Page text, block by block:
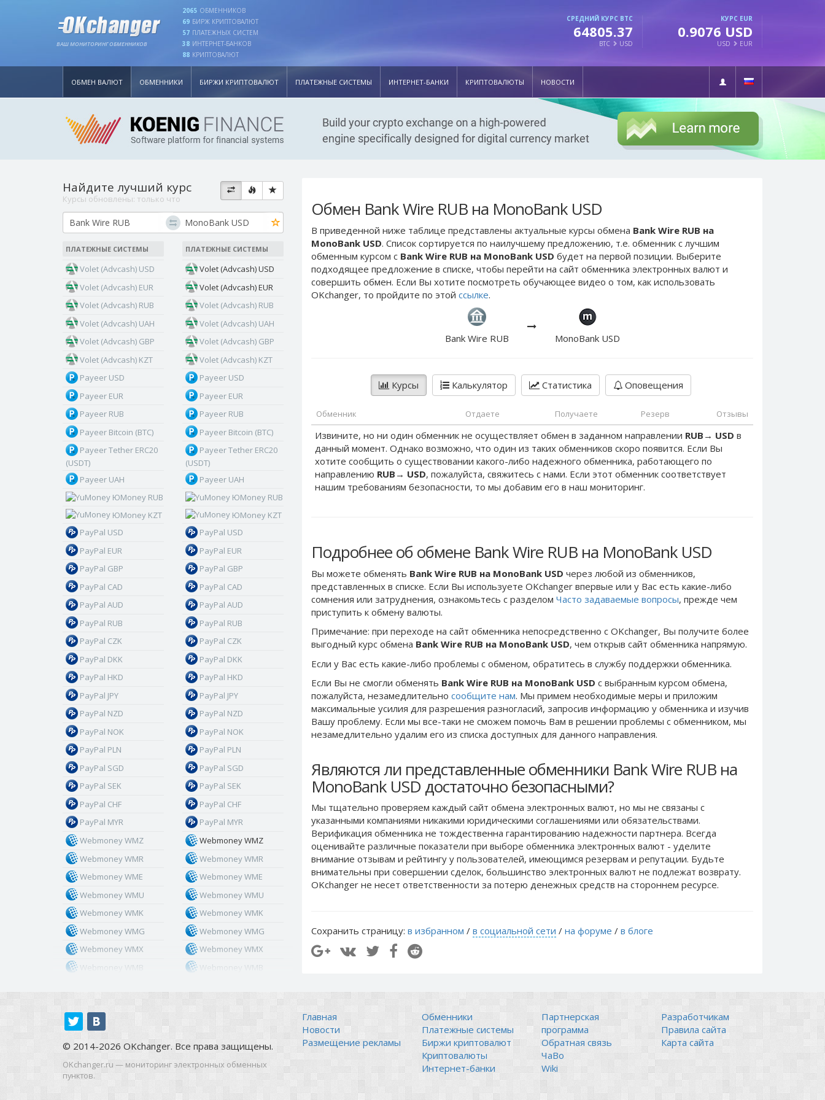
ВАШ МОНИТОРИНГ ОБМЕННИКОВ
2065 ОБМЕННИКОВ
69 БИРЖ КРИПТОВАЛЮТ
57 ПЛАТЕЖНЫХ СИСТЕМ
38 ИНТЕРНЕТ-БАНКОВ
88 КРИПТОВАЛЮТ
СРЕДНИЙ КУРС BTC
64805.37
BTC USD
КУРС EUR
0.9076 USD
USD EUR
ОБМЕН ВАЛЮТ ОБМЕННИКИ БИРЖИ КРИПТОВАЛЮТ ПЛАТЕЖНЫЕ СИСТЕМЫ ИНТЕРНЕТ-БАНКИ КРИПТОВАЛЮТЫ НОВОСТИ
Обмен Bank Wire RUB на MonoBank USD
В приведенной ниже таблице представлены актуальные курсы обмена Bank Wire RUB на
MonoBank USD. Список сортируется по наилучшему предложению, т.е. обменник с лучшим
обменным курсом с Bank Wire RUB на MonoBank USD будет на первой позиции. Выберите
подходящее предложение в списке, чтобы перейти на сайт обменника электронных валют и
совершить обмен. Если Вы хотите посмотреть обучающее видео о том, как использовать
OKchanger, то пройдите по этой ссылке.
Bank Wire RUB MonoBank USD
Курсы Калькулятор Статистика Оповещения
Обменник Отдаете Получаете Резерв Отзывы
Извините, но ни один обменник не осуществляет обмен в заданном направлении RUB → USD в
данный момент. Однако возможно, что один из таких обменников скоро появится. Если Вы
хотите сообщить о существовании какого-либо надежного обменника, работающего по
направлению RUB → USD, пожалуйста, свяжитесь с нами. Если этот обменник соответствует
нашим требованиям безопасности, то мы добавим его в наш мониторинг.
Подробнее об обмене Bank Wire RUB на MonoBank USD
Вы можете обменять Bank Wire RUB на MonoBank USD через любой из обменников,
представленных в списке. Если Вы используете OKchanger впервые или у Вас есть какие-либо
сомнения или затруднения, ознакомьтесь с разделом Часто задаваемые вопросы, прежде чем
приступить к обмену валюты.
Примечание: при переходе на сайт обменника непосредственно c OKchanger, Вы получите более
выгодный курс обмена Bank Wire RUB на MonoBank USD, чем открыв сайт обменника напрямую.
Если у Вас есть какие-либо проблемы с обменом, обратитесь в службу поддержки обменника.
Если Вы не смогли обменять Bank Wire RUB на MonoBank USD с выбранным курсом обмена,
пожалуйста, незамедлительно сообщите нам. Мы примем необходимые меры и приложим
максимальные усилия для разрешения разногласий, запросив информацию у обменника и изучив
Вашу проблему. Если мы все-таки не сможем помочь Вам в решении проблемы c обменником, мы
незамедлительно удалим его из списка доступных для данного направления.
Являются ли представленные обменники Bank Wire RUB на
MonoBank USD достаточно безопасными?
Мы тщательно проверяем каждый сайт обмена электронных валют, но мы не связаны c
указанными компаниями никакими юридическими соглашениями или обязательствами.
Верификация обменника не тождественна гарантированию надежности партнера. Всегда
оценивайте различные показатели при выборе обменника электронных валют - уделите
внимание отзывам и рейтингу у пользователей, имеющимся резервам и репутации. Будьте
внимательны при совершении сделок, большинство электронных валют не подлежат возврату.
OKchanger не несет ответственности за потерю денежных средств на стороннем ресурсе.
Сохранить страницу: в избранном / в социальной сети / на форуме / в блоге
Найдите лучший курс
Курсы обновлены: только что
ПЛАТЕЖНЫЕ СИСТЕМЫ
Volet (Advcash) USD
Volet (Advcash) EUR
Volet (Advcash) RUB
Volet (Advcash) UAH
Volet (Advcash) GBP
Volet (Advcash) KZT
Payeer USD
Payeer EUR
Payeer RUB
Payeer Bitcoin (BTC)
Payeer Tether ERC20
(USDT)
Payeer UAH
ЮMoney RUB
ЮMoney KZT
PayPal USD
PayPal EUR
PayPal GBP
PayPal CAD
PayPal AUD
PayPal RUB
PayPal CZK
PayPal DKK
PayPal HKD
PayPal JPY
PayPal NZD
PayPal NOK
PayPal PLN
PayPal SGD
PayPal SEK
PayPal CHF
PayPal MYR
Webmoney WMZ
Webmoney WMR
Webmoney WME
Webmoney WMU
Webmoney WMK
Webmoney WMG
Webmoney WMX
Webmoney WMB
Skril INR
Skril PLN
Skril AUD
ПЛАТЕЖНЫЕ СИСТЕМЫ
Volet (Advcash) USD
Volet (Advcash) EUR
Volet (Advcash) RUB
Volet (Advcash) UAH
Volet (Advcash) GBP
Volet (Advcash) KZT
Payeer USD
Payeer EUR
Payeer RUB
Payeer Bitcoin (BTC)
Payeer Tether ERC20
(USDT)
Payeer UAH
ЮMoney RUB
ЮMoney KZT
PayPal USD
PayPal EUR
PayPal GBP
PayPal CAD
PayPal AUD
PayPal RUB
PayPal CZK
PayPal DKK
PayPal HKD
PayPal JPY
PayPal NZD
PayPal NOK
PayPal PLN
PayPal SGD
PayPal SEK
PayPal CHF
PayPal MYR
Webmoney WMZ
Webmoney WMR
Webmoney WME
Webmoney WMU
Webmoney WMK
Webmoney WMG
Webmoney WMX
Webmoney WMB
Skril GBP
© 2014-2026 OKchanger. Все права защищены.
OKchanger.ru — мониторинг электронных обменных
пунктов.
Главная
Новости
Размещение рекламы
Обменники
Платежные системы
Биржи криптовалют
Криптовалюты
Интернет-банки
Партнерская
программа
Обратная связь
ЧаВо
Wiki
Разработчикам
Правила сайта
Карта сайта